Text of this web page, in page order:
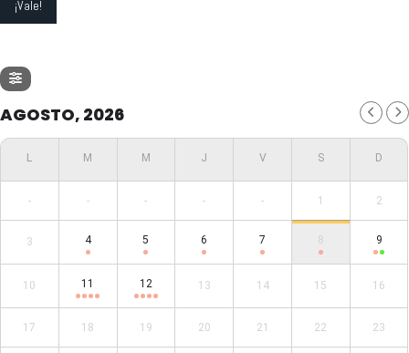
AGOSTO, 2026
- - - - - 1 2
3 4 5 6 7 8 9
10 11 12 13 14 15 16
17 18 19 20 21 22 23